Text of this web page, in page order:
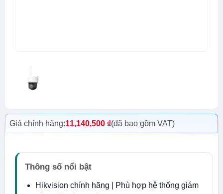
Giá chính hãng:11,140,500 ₫(đã bao gồm VAT)
Thông số nổi bật
Hikvision chính hãng | Phù hợp hệ thống giám